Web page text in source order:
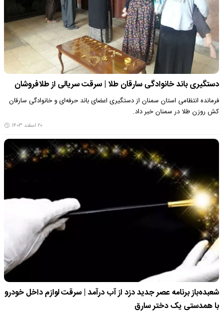
دستگیری باند خانوادگی سارقان طلا | سرقت سریالی از طلافروشان
فرمانده انتظامی استان سمنان از دستگیری اعضای باند حرفه‌ای و خانوادگی سارقان
کش روزن طلا در سمنان خبر داد.
۲۰ اسفند ۱۴۰۳
شعبده‌باز برنامه عصر جدید دزد از آب درآمد | سرقت لوازم داخل خودرو
با همدستی یک دختر سارق